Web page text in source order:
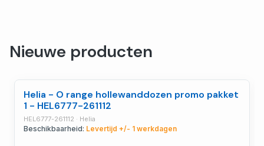
Nieuwe producten
Helia - O range hollewanddozen promo pakket
1 - HEL6777-261112
HEL6777-261112 · Helia
Beschikbaarheid: Levertijd +/- 1 werkdagen